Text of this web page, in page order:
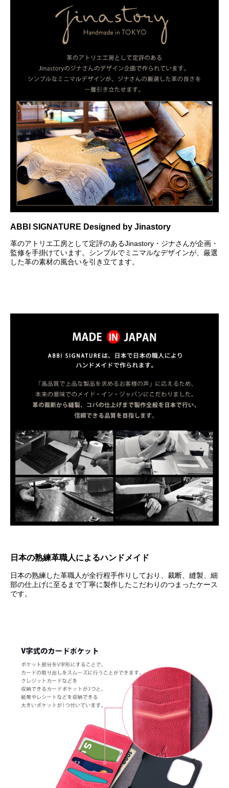
ABBI SIGNATURE Designed by Jinastory
革のアトリエ工房として定評のあるJinastory・ジナさんが企画・
監修を手掛けています。シンプルでミニマルなデザインが、厳選
した革の素材の風合いを引き立てます。
日本の熟練革職人によるハンドメイド
日本の熟練した革職人が全行程手作りしており、裁断、縫製、細
部の仕上げに至るまで丁寧に製作したこだわりのつまったケース
です。